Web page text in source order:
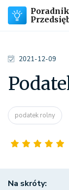
Poradnik
2021-12-09
podatek rolny
Na skróty: